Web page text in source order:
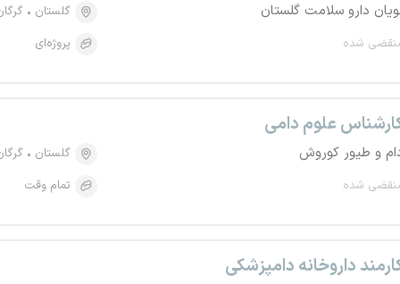
دارو سلامت گلستان
شده
گلستان
پروژه‌ای
علوم دامی
و طیور کوروش
شده
گلستان
تمام وقت
داروخانه دامپزشکی